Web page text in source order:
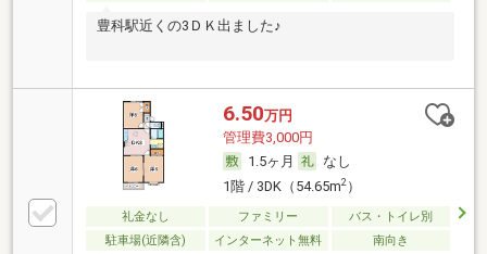
豊科駅近くの3ＤＫ出ました♪
6.50万円
管理費3,000円
1.5ヶ月
なし
1階 / 3DK（54.65m2）
礼金なし ファミリー
バス・トイレ別
駐車場(近隣含)
インターネット無料 南向き